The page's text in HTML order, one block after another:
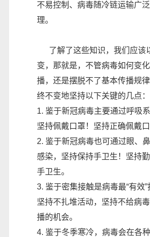
不易控制、病毒随冷链运输广
理。
了解了这些知识，我们应该
变，那就是，不管病毒如何变
播，还是摆脱不了基本传播规
终不变地坚持以下关键的几点：
1. 鉴于新冠病毒主要通过呼吸系
坚持佩戴口罩！坚持正确佩戴口
2. 鉴于新冠病毒也可通过眼、
感染，坚持保持手卫生！坚持
手卫生。
3. 鉴于密集接触是病毒最“有效”
坚持不扎堆活动，坚持不给病
播的机会。
4. 鉴于冬季寒冷，病毒会在各